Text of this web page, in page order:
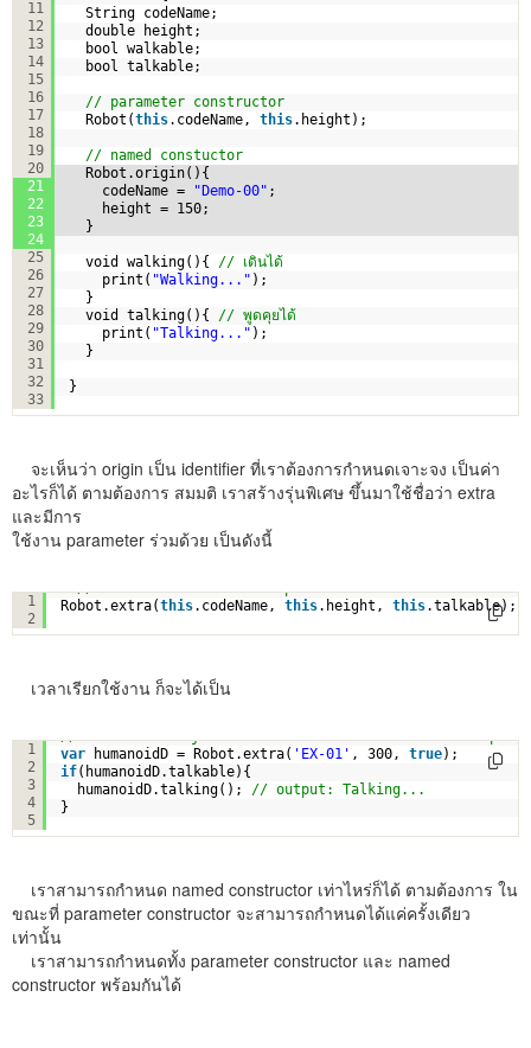
11
12
13
14
15
16
17
18
19
20
21
22
23
24
25
26
27
28
29
30
31
32
33
String codeName;
double height;
bool walkable;
bool talkable;
// parameter constructor
Robot(this.codeName, this.height);
// named constuctor
Robot.origin(){
codeName =
"Demo-00" ;
height = 150;
}
void walking(){ // เดินได้
print( "Walking..." );
}
void talking(){ // พูดคุยได้
print( "Talking..." );
}
}
จะเห็นว่า origin เป็น identifier ที่เราต้องการกำหนดเจาะจง เป็นค่า
อะไรก็ได้ ตามต้องการ สมมติ เราสร้างรุ่นพิเศษ ขึ้นมาใช้ชื่อว่า extra
และมีการ
ใช้งาน parameter ร่วมด้วย เป็นดังนี้
1
2
Robot.extra(this.codeName, this.height, this.talkable);
เวลาเรียกใช้งาน ก็จะได้เป็น
1
2
3
4
5
var
humanoidD = Robot.extra( 'EX-01' , 300, true);
if(humanoidD.talkable){
humanoidD.talking(); // output: Talking...
}
เราสามารถกำหนด named constructor เท่าไหร่ก็ได้ ตามต้องการ ใน
ขณะที่ parameter constructor จะสามารถกำหนดได้แค่ครั้งเดียว
เท่านั้น
เราสามารถกำหนดทั้ง parameter constructor และ named
constructor พร้อมกันได้